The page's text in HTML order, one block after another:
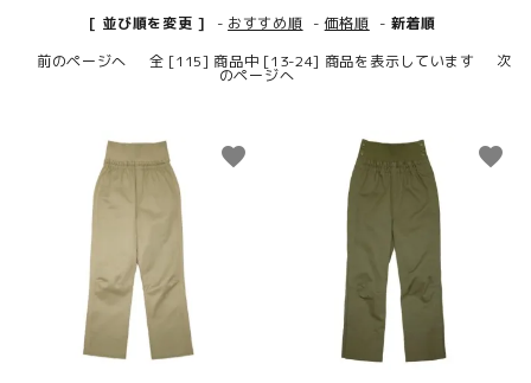
ロンパース オプション加工 160
ANGEL KIDS WEARのこだわり
商品カテゴリから選ぶ
ACCOUNT MENU
ログイン
[ 並び順を変更 ] - おすすめ順 -価格順 - 新着順
前のページへ
全 [115] 商品中 [13-24] 商品を表示しています 次
のページへ
favorite favorite